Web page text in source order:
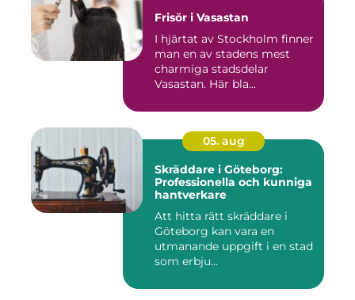
Frisör i Vasastan
I hjärtat av Stockholm finner
man en av stadens mest
charmiga stadsdelar
Vasastan. Här bla...
05. aug
Skräddare i Göteborg:
Professionella och kunniga
hantverkare
Att hitta rätt skräddare i
Göteborg kan vara en
utmanande uppgift i en stad
som erbju...